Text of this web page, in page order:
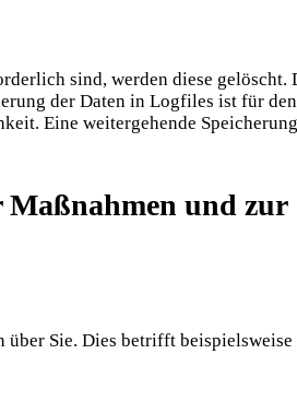
sind, werden diese gelöscht.
der Daten in Logfiles ist für
Eine weitergehende
und zur
Sie. Dies betrifft